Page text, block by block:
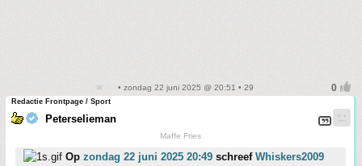
• zondag 22 juni 2025 @ 20:51 • 29
Redactie Frontpage / Sport
Peterselieman
Maffe Fries
Op zondag 22 juni 2025 20:49 schreef Whiskers2009